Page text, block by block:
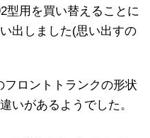
型用を買い替えることに
出しました(思い出すの
ロントトランクの形状
いがあるようでした。